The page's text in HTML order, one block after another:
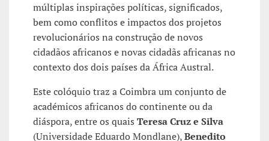
múltiplas inspirações políticas, significados,
bem como conflitos e impactos dos projetos
revolucionários na construção de novos
cidadãos africanos e novas cidadãs africanas no
contexto dos dois países da África Austral.
Este colóquio traz a Coimbra um conjunto de
académicos africanos do continente ou da
diáspora, entre os quais Teresa Cruz e Silva
(Universidade Eduardo Mondlane),Benedito